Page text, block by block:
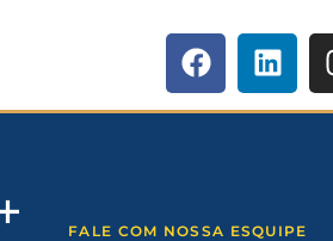
FALE COM NOSSA ESQUIPE